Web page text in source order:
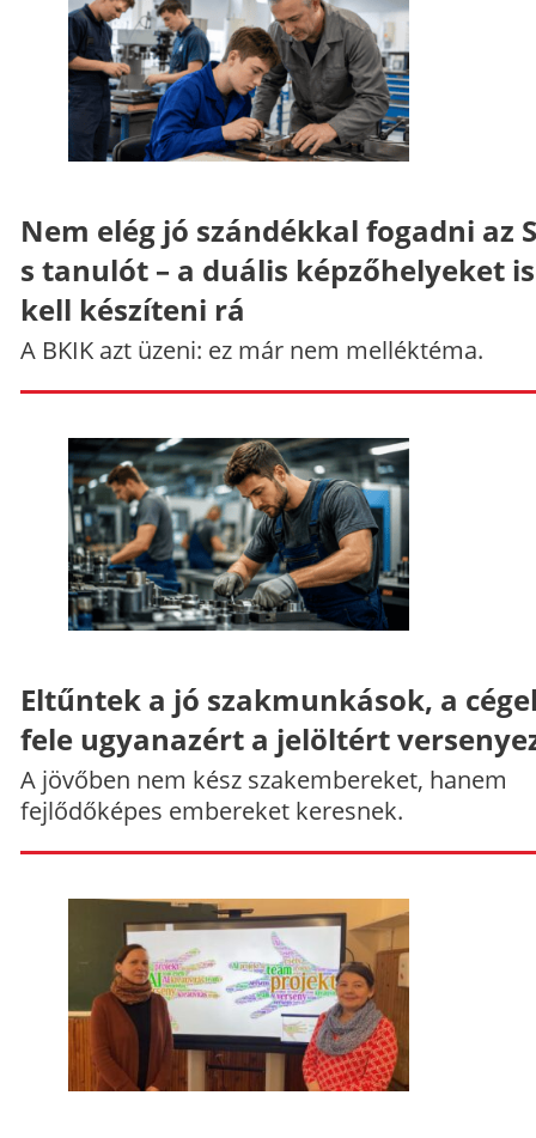
Nem elég jó szándékkal fogadni az
s tanulót – a duális képzőhelyeket
kell készíteni rá
A BKIK azt üzeni: ez már nem melléktéma.
Eltűntek a jó szakmunkások, a
fele ugyanazért a jelöltért
A jövőben nem kész szakembereket, hanem
fejlődőképes embereket keresnek.